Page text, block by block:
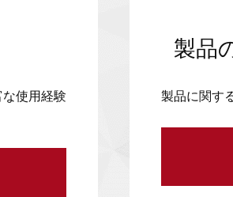
使用経験
製品
製品に関す